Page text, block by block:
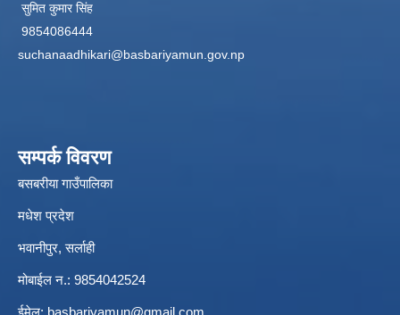
सुमित कुमार सिंह
9854086444
suchanaadhikari@basbariyamun.gov.np
सम्पर्क विवरण
बसबरीया गाउँपालिका
मधेश प्रदेश
भवानीपुर, सर्लाही
मोबाईल न.: 9854042524
ईमेल: basbariyamun@gmail.com